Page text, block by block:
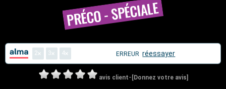
2 3 4 ERREUR réessayer
avis client- [Donnez votre avis]